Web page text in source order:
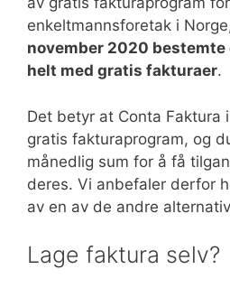
enkeltmannsforetak i
november 2020
helt med gratis fakturaer.
Det betyr at Conta Faktura
gratis fakturaprogram, og
månedlig sum for å få
deres. Vi anbefaler derfor
av en av de andre
Lage faktura selv?